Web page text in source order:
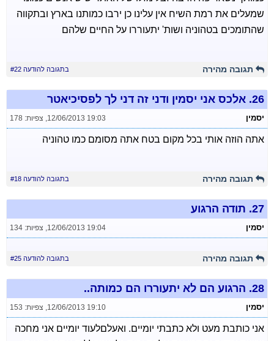
שמעלים את רמת השיח אין עלינו כן ירבו כמותנו בארץ ובתקווה
שהתומכים בטהוניה ושות' יתעוררו על החיים שלהם
תגובה מהירה בתגובה להודעה #22
26. אלכס אני יסמין ודני זה דני לך לפסיכיאטר
יסמין 12/06/2013 19:03
, צפיות: 178
אתה הוזה אותי בכל מקום בטח אתה מסומם כמו טהוניה
תגובה מהירה בתגובה להודעה #18
27. תודה הרגוע
יסמין 12/06/2013 19:04
, צפיות: 134
תגובה מהירה בתגובה להודעה #25
28. הרגוע הם לא יתעוררו הם כמותה..
יסמין 12/06/2013 19:10
, צפיות: 153
אני כותבת מעט ולא כתבתי יומיים. ואעלםלעוד יומיים אני מחכה